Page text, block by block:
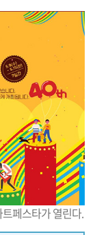
R 유
하
크
게
경
하
작
게
변
경
페스타가 열린다.